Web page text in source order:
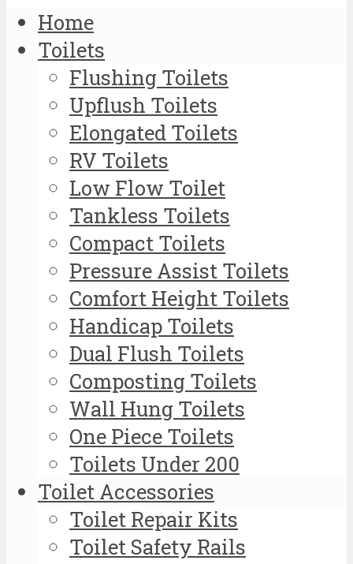
Home
Toilets
Flushing Toilets
Upflush Toilets
Elongated Toilets
RV Toilets
Low Flow Toilet
Tankless Toilets
Compact Toilets
Pressure Assist Toilets
Comfort Height Toilets
Handicap Toilets
Dual Flush Toilets
Composting Toilets
Wall Hung Toilets
One Piece Toilets
Toilets Under 200
Toilet Accessories
Toilet Repair Kits
Toilet Safety Rails